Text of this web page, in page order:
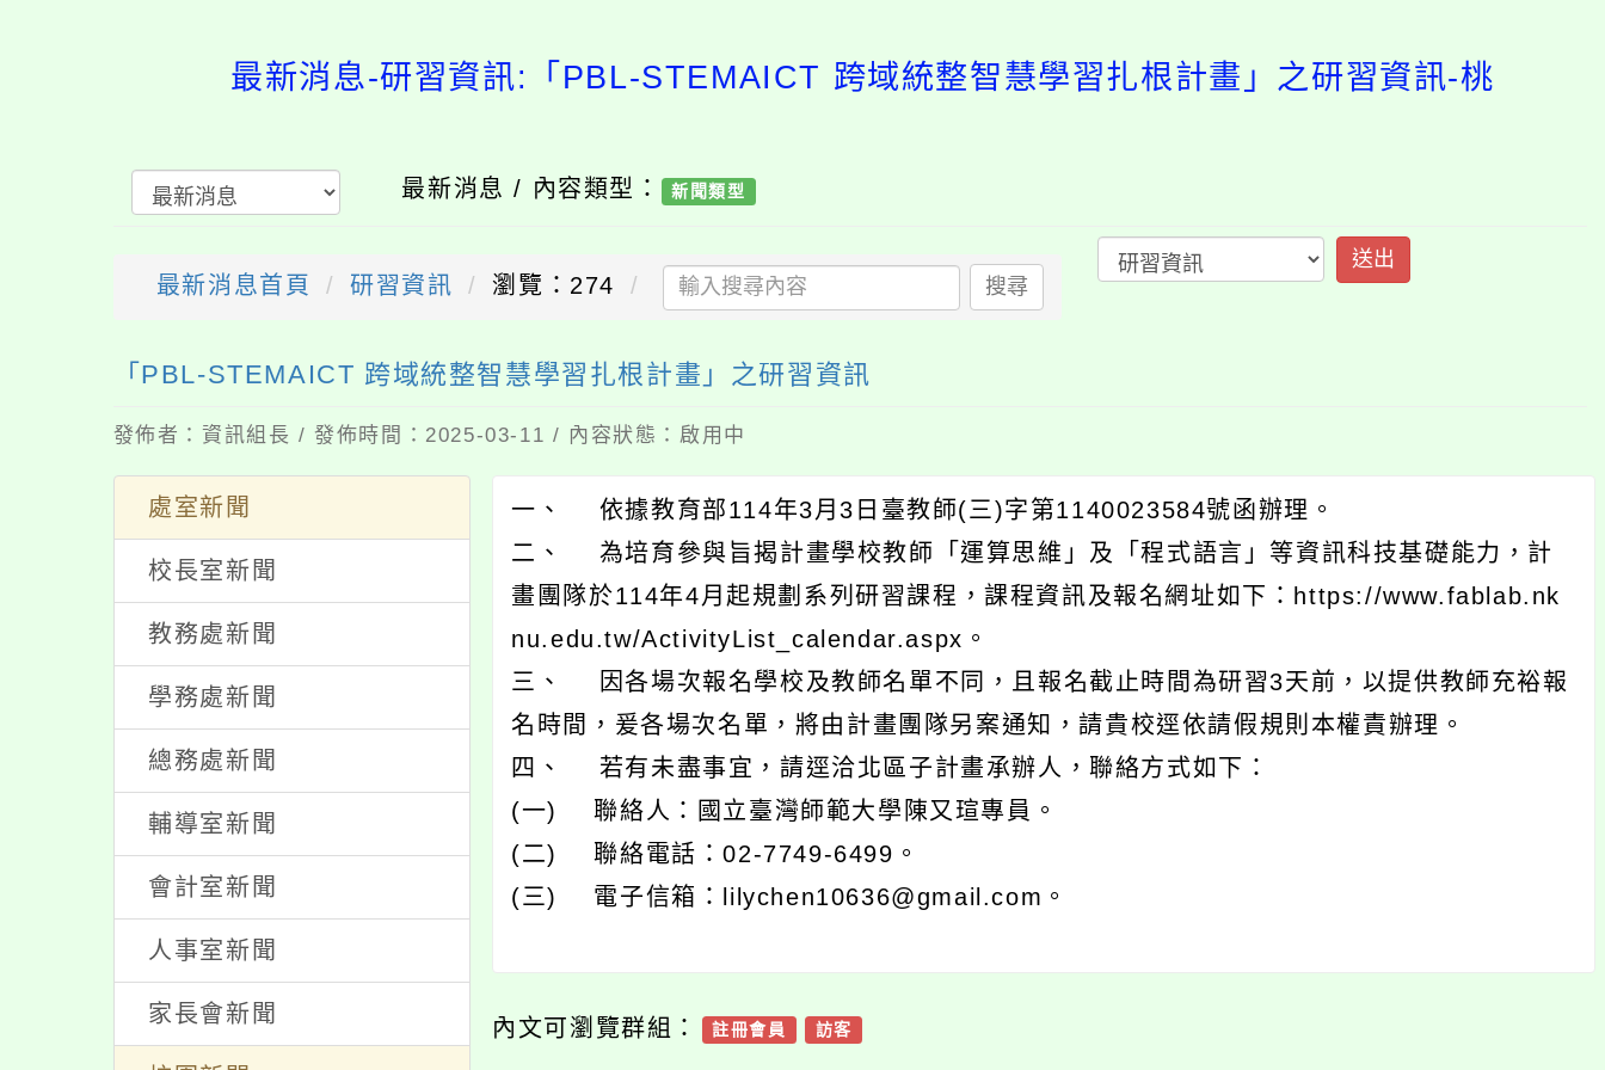
最新消息-研習資訊:「PBL-STEMAICT 跨域統整智慧學習扎根
最新消息 / 內容類型： 新聞類型
最新消息首頁 研習資訊 瀏覽：274 搜尋
送出
「PBL-STEMAICT 跨域統整智慧學習扎根計畫」之研習資訊
發佈者：資訊組長 / 發佈時間：2025-03-11 / 內容狀態：啟用中
處室新聞
校長室新聞
教務處新聞
學務處新聞
總務處新聞
輔導室新聞
會計室新聞
人事室新聞
一、 依據教育部114年3月3日臺教師(三)字第1140023584號函辦理。
二、 為培育參與旨揭計畫學校教師「運算思維」及「程式語言」等資訊科技基礎能力，計
畫團隊於114年4月起規劃系列研習課程，課程資訊及報名網址如下：https://www.fablab.nk
nu.edu.tw/ActivityList_calendar.aspx。
三、 因各場次報名學校及教師名單不同，且報名截止時間為研習3天前，以提供教師充裕報
名時間，爰各場次名單，將由計畫團隊另案通知，請貴校逕依請假規則本權責辦理。
四、 若有未盡事宜，請逕洽北區子計畫承辦人，聯絡方式如下：
(一) 聯絡人：國立臺灣師範大學陳又瑄專員。
(二) 聯絡電話：02-7749-6499。